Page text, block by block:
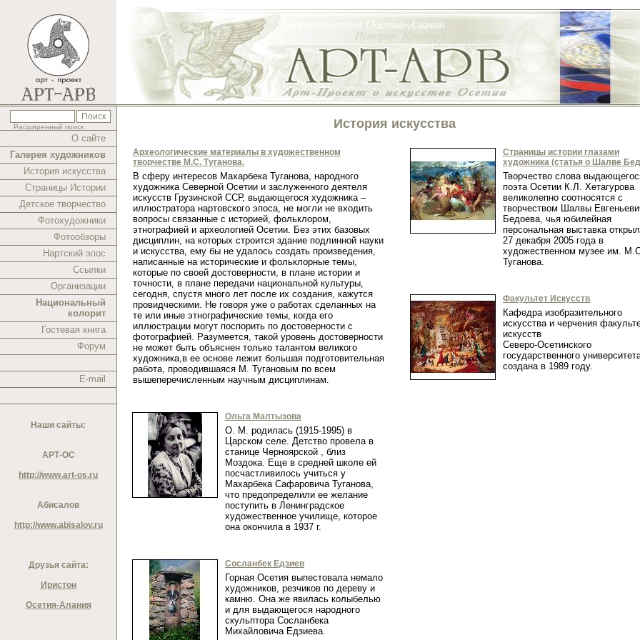
Расширенный поиск
О сайте
Галерея художников
История искусства
Страницы Истории
Детское творчество
Фотохудожники
Фотообзоры
Нартский эпос
Ссылки
Организации
Национальный
колорит
Гостевая книга
Форум
E-mail
Наши сайты:
АРТ-ОС
http://www.art-os.ru
Абисалов
http://www.abisalov.ru
Друзья сайта:
Иристон
Осетия-Алания
История искусства
Археологические материалы в художественном
творчестве М.С. Туганова.
В cферу интересов Махарбека Туганова, народного
художника Северной Осетии и заслуженного деятеля
искусств Грузинской ССР, выдающегося художника –
иллюстратора нартовского эпоса, не могли не входить
вопросы связанные с историей, фольклором,
этнографией и археологией Осетии. Без этих базовых
дисциплин, на которых строится здание подлинной науки
и искусства, ему бы не удалось создать произведения,
написанные на исторические и фольклорные темы,
которые по своей достоверности, в плане истории и
точности, в плане передачи национальной культуры,
сегодня, спустя много лет после их создания, кажутся
провидческими. Не говоря уже о работах сделанных на
те или иные этнографические темы, когда его
иллюстрации могут поспорить по достоверности с
фотографией. Разумеется, такой уровень достоверности
не может быть объяснен только талантом великого
художника,в ее основе лежит большая подготовительная
работа, проводившаяся М. Тугановым по всем
вышеперечисленным научным дисциплинам.
Ольга Малтызова
О. М. родилась (1915-1995) в
Царском селе. Детство провела в
станице Черноярской , близ
Моздока. Еще в средней школе ей
посчастливилось учиться у
Махарбека Сафаровича Туганова,
что предопределили ее желание
поступить в Ленинградское
художественное училище, которое
она окончила в 1937 г.
Сосланбек Едзиев
Горная Осетия выпестовала немало
художников, резчиков по дереву и
камню. Она же явилась колыбелью
и для выдающегося народного
скульптора Сосланбека
Михайловича Едзиева.
Страницы истории глазами
художника (статья о Шалве
Творчество слова
поэта Осетии К.Л. Хетагурова
великолепно соотносятся с
творчеством Шалвы
Бедоева, чья юбилейная
персональная выставка
27 декабря 2005 года в
художественном музее им.
Туганова.
Факультет Искусств
Кафедра изобразительного
искусства и черчения
искусств
Северо-Осетинского
государственного
создана в 1989 году.